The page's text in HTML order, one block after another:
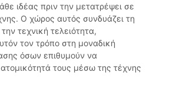
ιδέας πριν την μετατρέψει σε
Ο χώρος αυτός συνδυάζει τη
τεχνική τελειότητα,
τον τρόπο στη μοναδική
όσων επιθυμούν να
τους μέσω της τέχνης